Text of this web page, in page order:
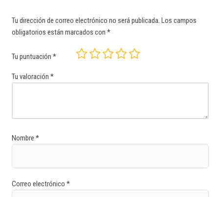
Tu dirección de correo electrónico no será publicada. Los campos
obligatorios están marcados con *
Tu puntuación *
Tu valoración *
Nombre *
Correo electrónico *